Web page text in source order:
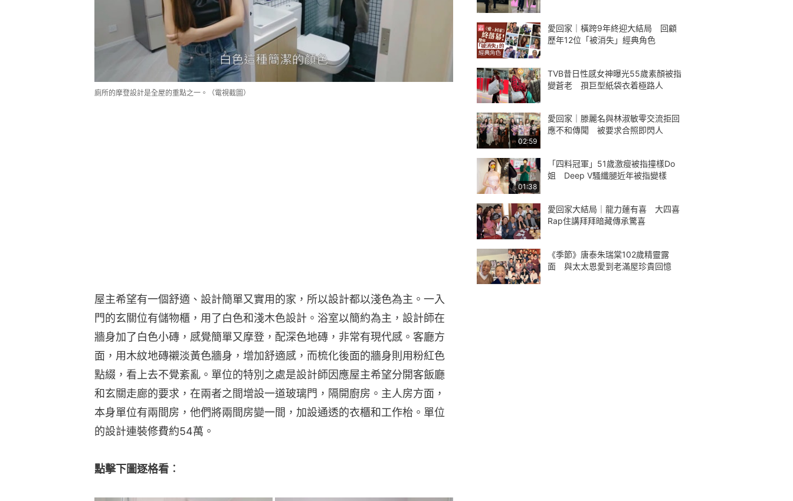
廁所的摩登設計是全屋的重點之一。（電視截圖）
屋主希望有一個舒適、設計簡單又實用的家，所以設計都以淺色為主。一入
門的玄關位有儲物櫃，用了白色和淺木色設計。浴室以簡約為主，設計師在
牆身加了白色小磚，感覺簡單又摩登，配深色地磚，非常有現代感。客廳方
面，用木紋地磚襯淡黃色牆身，增加舒適感，而梳化後面的牆身則用粉紅色
點綴，看上去不覺紊亂。單位的特別之處是設計師因應屋主希望分開客飯廳
和玄關走廊的要求，在兩者之間增設一道玻璃門，隔開廚房。主人房方面，
本身單位有兩間房，他們將兩間房變一間，加設通透的衣櫃和工作枱。單位
的設計連裝修費約54萬。
點擊下圖逐格看︰
愛回家｜橫跨9年終迎大結局 回顧
歷年12位「被消失」經典角色
TVB昔日性感女神曝光55歲素顏被指
變蒼老 孭巨型紙袋衣着極路人
02:59
愛回家｜滕麗名與林淑敏零交流拒回
應不和傳聞 被要求合照即閃人
01:38
「四料冠軍」51歲激瘦被指撞樣Do
姐 Deep V騷纖腿近年被指變樣
愛回家大結局｜龍力蓮有喜 大四喜
Rap住講拜拜暗藏傳承驚喜
《季節》唐泰朱瑞棠102歲精靈露
面 與太太恩愛到老滿屋珍貴回憶